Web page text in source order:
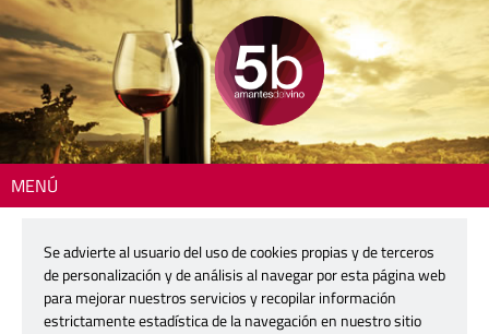
MENÚ
5b-sequieta-171216-11
16 febrero, 2017
Se advierte al usuario del uso de cookies propias y de terceros
de personalización y de análisis al navegar por esta página web
para mejorar nuestros servicios y recopilar información
estrictamente estadística de la navegación en nuestro sitio